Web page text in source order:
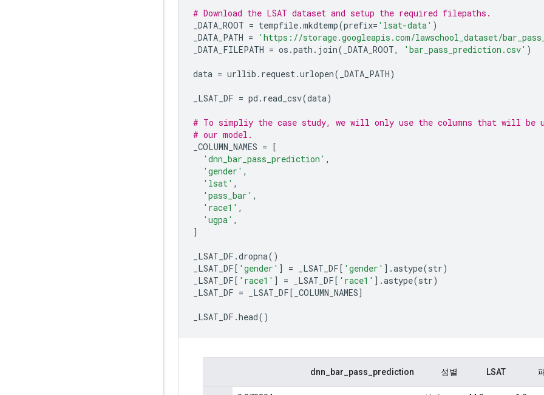
# Download the LSAT dataset and setup the required filepaths.
_DATA_ROOT = tempfile.mkdtemp(prefix= 'lsat-data' )
_DATA_PATH =
'https://storage.googleapis.com/lawschool_dataset/
_DATA_FILEPATH = os .path . join( _DATA_ROOT, 'bar_pass_prediction.csv' )
data = urllib . request.urlopen( _DATA_PATH)
_LSAT_DF = pd . read_csv(data)
# To simpliy the case study, we will only use the columns that will be
# our model.
_COLUMN_NAMES = [
'dnn_bar_pass_prediction' ,
'gender' ,
'lsat' ,
'pass_bar' ,
'race1' ,
'ugpa' ,
]
_LSAT_DF .dropna()
_LSAT_DF[ 'gender' ] = _LSAT_DF[ 'gender' ].astype(str)
_LSAT_DF[ 'race1' ] = _LSAT_DF[ 'race1' ].astype(str)
_LSAT_DF = _LSAT_DF[ _COLUMN_NAMES]
_LSAT_DF .head()